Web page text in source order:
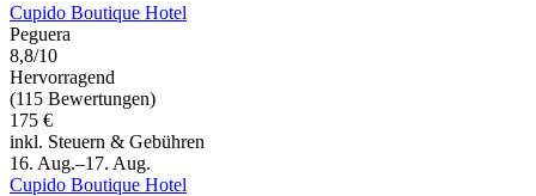
Cupido Boutique Hotel
Peguera
8,8/10
Hervorragend
(115 Bewertungen)
175 €
inkl. Steuern & Gebühren
16. Aug.–17. Aug.
Cupido Boutique Hotel